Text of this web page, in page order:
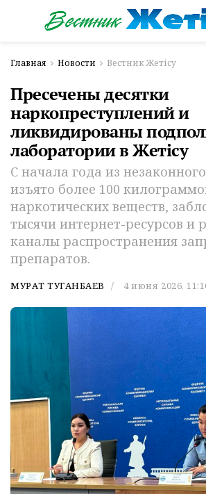
Главная Новости Вестник Жетісу
Пресечены десятки
наркопреступлений и
ликвидированы
лаборатории в Жетісу
С начала года из
изъято более 100
наркотических веществ,
тысячи интернет-ресурсов и
каналы распространения
препаратов.
МУРАТ ТУГАНБАЕВ 4 июня 2026,